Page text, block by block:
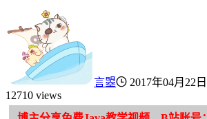
言曌 2017年04月22日
12710 views